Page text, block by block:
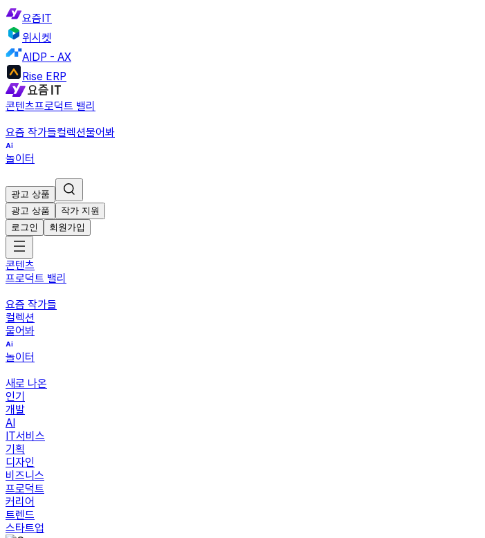
요즘IT
위시켓
AIDP - AX
Rise ERP
콘텐츠프로덕트 밸리
요즘 작가들컬렉션물어봐
놀이터
광고 상품
광고 상품
작가 지원
로그인
회원가입
콘텐츠
프로덕트 밸리
요즘 작가들
컬렉션
물어봐
놀이터
새로 나온
인기
개발
AI
IT서비스
기획
디자인
비즈니스
프로덕트
커리어
트렌드
스타트업